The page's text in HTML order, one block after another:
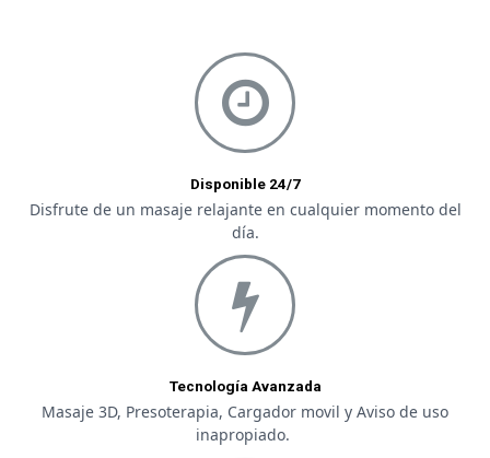
Disponible 24/7
Disfrute de un masaje relajante en cualquier momento del
día.
Tecnología Avanzada
Masaje 3D, Presoterapia, Cargador movil y Aviso de uso
inapropiado.